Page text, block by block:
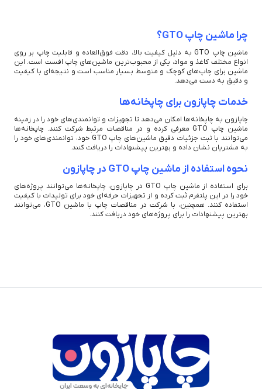
چرا ماشین چاپ GTO؟
ماشین چاپ GTO به دلیل کیفیت بالا، دقت فوق‌العاده و قابلیت چاپ بر روی
انواع مختلف کاغذ و مواد، یکی از محبوب‌ترین ماشین‌های چاپ افست است. این
ماشین برای چاپ‌های کوچک و متوسط بسیار مناسب است و نتیجه‌ای با کیفیت
و دقیق به دست می‌دهد.
خدمات چاپازون برای چاپخانه‌ها
چاپازون به چاپخانه‌ها امکان می‌دهد تا تجهیزات و توانمندی‌های خود را در زمینه
ماشین چاپ GTO معرفی کرده و در مناقصات مرتبط شرکت کنند. چاپخانه‌ها
می‌توانند با ثبت جزئیات دقیق ماشین‌های چاپ GTO خود، توانمندی‌های خود را
به مشتریان نشان داده و بهترین پیشنهادات را دریافت کنند.
نحوه استفاده از ماشین چاپ GTO در چاپازون
برای استفاده از ماشین چاپ GTO در چاپازون، چاپخانه‌ها می‌توانند پروژه‌های
خود را در این پلتفرم ثبت کرده و از تجهیزات حرفه‌ای خود برای تولیدات با کیفیت
استفاده کنند. همچنین، با شرکت در مناقصات چاپ با ماشین GTO، می‌توانند
بهترین پیشنهادات را برای پروژه‌های خود دریافت کنند.